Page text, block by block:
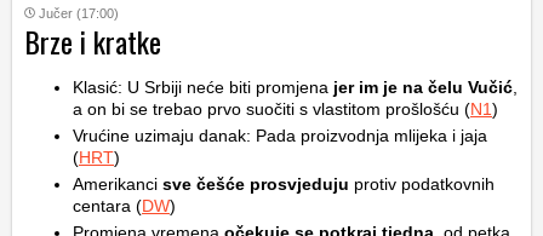
Jučer (17:00)
Brze i kratke
Klasić: U Srbiji neće biti promjena jer im je na čelu Vučić
a on bi se trebao prvo suočiti s vlastitom prošlošću (N1)
Vrućine uzimaju danak: Pada proizvodnja mlijeka i jaja
(HRT)
Amerikanci sve češće prosvjeduju protiv podatkovnih
centara (DW)